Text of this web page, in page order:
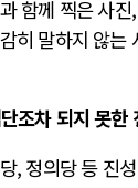
함께 찍은 사
히 말하지 않는
조차 되지 못한
, 정의당 등 진